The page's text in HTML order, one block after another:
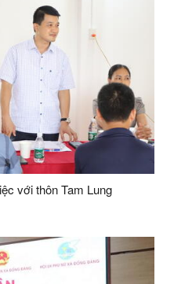
với thôn Tam Lung